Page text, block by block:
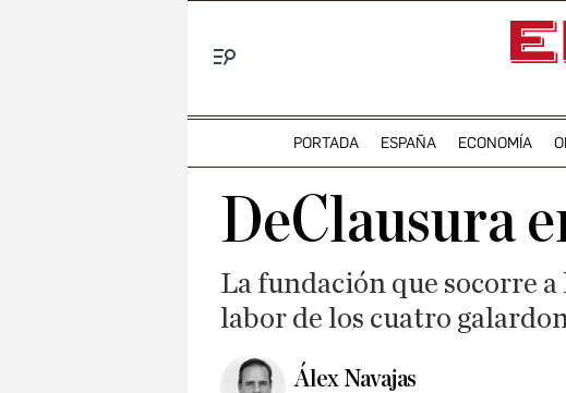
PORTADA ESPAÑA ECONOMÍA
DeClausura
La fundación que socorre
labor de los cuatro
Álex Navajas